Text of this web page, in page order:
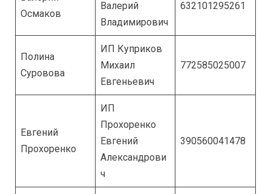
Осмаков
Валерий
Владимирович
632101295261
Полина
Суровова
ИП Куприков
Михаил
Евгеньевич
772585025007
Евгений
Прохоренко
ИП
Прохоренко
Евгений
Александрови
ч
390560041478